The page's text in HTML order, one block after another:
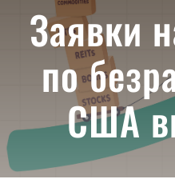
ЧТО ТАКОЕ ETF
ИНВЕСТИЦИИ В
ТЕМАТИЧЕСКИЕ ETF
Заявки
по
США